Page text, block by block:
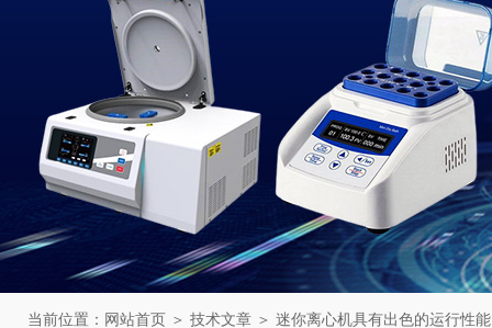
当前位置： 网站首页 ＞ 技术文章 ＞ 迷你离心机具有出色的运行性能